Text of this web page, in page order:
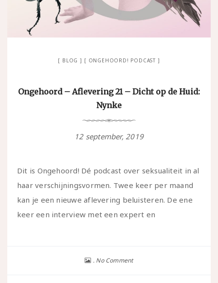
BLOG ONGEHOORD! PODCAST
Ongehoord – Aflevering 21 – Dicht op de Huid:
Nynke
12 september, 2019
Dit is Ongehoord! Dé podcast over seksualiteit in al
haar verschijningsvormen. Twee keer per maand
kan je een nieuwe aflevering beluisteren. De ene
keer een interview met een expert en
No Comment